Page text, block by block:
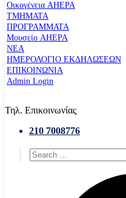
Οικογένεια AHEPA
ΤΜΗΜΑΤΑ
ΠΡΟΓΡΑΜΜΑΤΑ
Μουσείο AHEPA
ΝΕΑ
ΗΜΕΡΟΛΟΓΙΟ ΕΚΔΗΛΩΣΕΩΝ
ΕΠΙΚΟΙΝΩΝΙΑ
Admin Login
Τηλ. Επικοινωνίας
210 7008776